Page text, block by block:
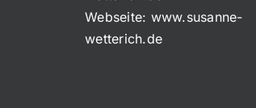
Webseite: www.susanne-
wetterich.de